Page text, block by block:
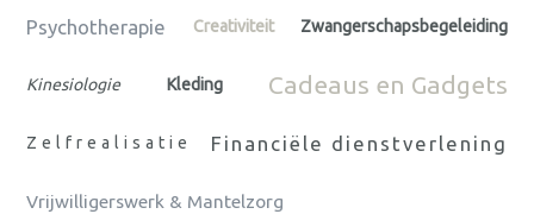
Psychotherapie Creativiteit Zwangerschapsbegeleiding
Kinesiologie Kleding Cadeaus en Gadgets
Zelfrealisatie Financiële dienstverlening
Vrijwilligerswerk & Mantelzorg